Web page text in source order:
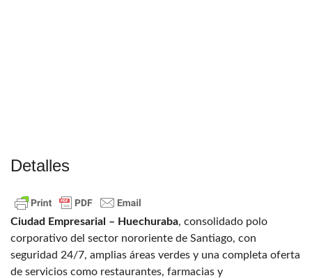
Detalles
Ciudad Empresarial – Huechuraba, consolidado polo
corporativo del sector nororiente de Santiago, con
seguridad 24/7, amplias áreas verdes y una completa oferta
de servicios como restaurantes, farmacias y